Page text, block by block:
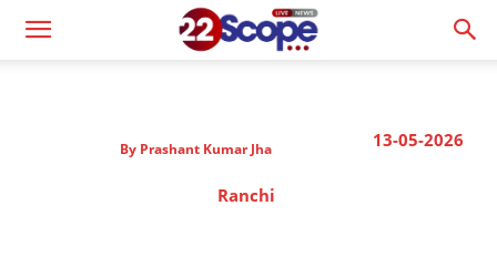
13-05-2026
By Prashant Kumar Jha
Ranchi